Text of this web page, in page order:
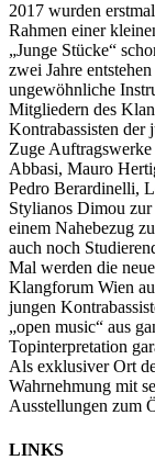
2017 wurden
Rahmen einer
„Junge Stücke“
zwei Jahre
ungewöhnliche
Mitgliedern des
Kontrabassisten der
Zuge
Abbasi, Mauro
Pedro Berardinelli,
Stylianos Dimou
einem Nahebezug
auch noch
Mal werden die
Klangforum Wien
jungen
„open music“ aus
Topinterpretation
Als exklusiver Ort
Wahrnehmung mit
Ausstellungen zum
LINKS